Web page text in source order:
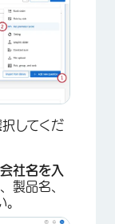
×
してくだ
社名を入
製品名、